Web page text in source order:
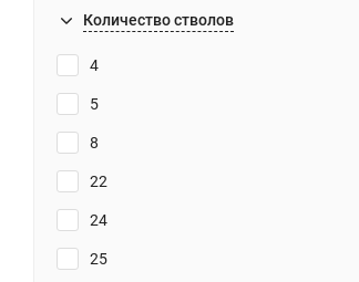
Количество стволов
4
5
8
22
24
25